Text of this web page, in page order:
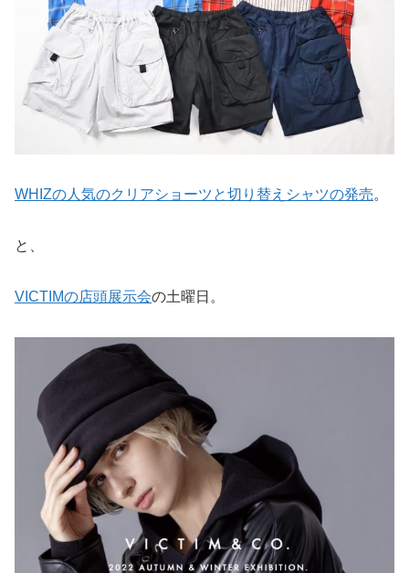
WHIZの人気のクリアショーツと切り替えシャツの発売。
と、
VICTIMの店頭展示会の土曜日。